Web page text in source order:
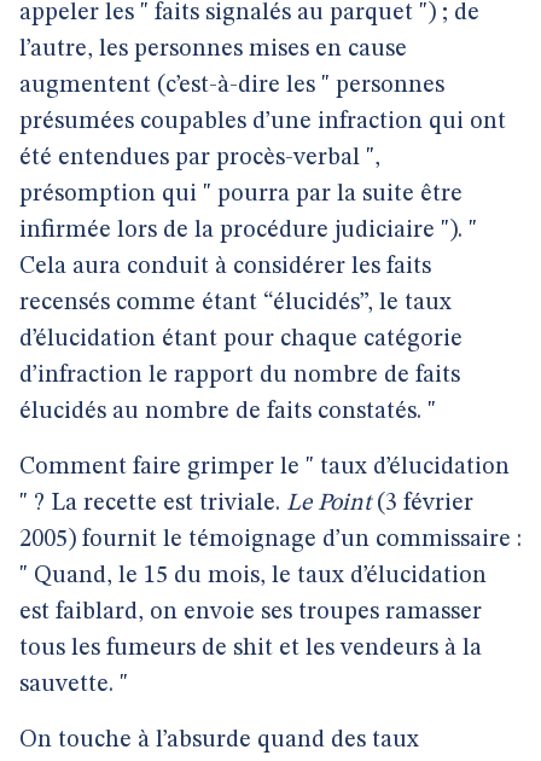
appeler les " faits signalés au parquet ") ; de
l’autre, les personnes mises en cause
augmentent (c’est-à-dire les " personnes
présumées coupables d’une infraction qui ont
été entendues par procès-verbal ",
présomption qui " pourra par la suite être
infirmée lors de la procédure judiciaire "). "
Cela aura conduit à considérer les faits
recensés comme étant “élucidés”, le taux
d’élucidation étant pour chaque catégorie
d’infraction le rapport du nombre de faits
élucidés au nombre de faits constatés. "
Comment faire grimper le " taux d’élucidation
" ? La recette est triviale. Le Point(3 février
2005) fournit le témoignage d’un commissaire :
" Quand, le 15 du mois, le taux d’élucidation
est faiblard, on envoie ses troupes ramasser
tous les fumeurs de shit et les vendeurs à la
sauvette. "
On touche à l’absurde quand des taux